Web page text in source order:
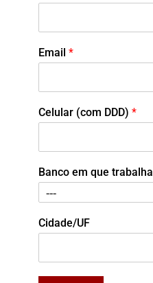
Email *
Celular (com DDD) *
Banco em que trabalha
Cidade/UF